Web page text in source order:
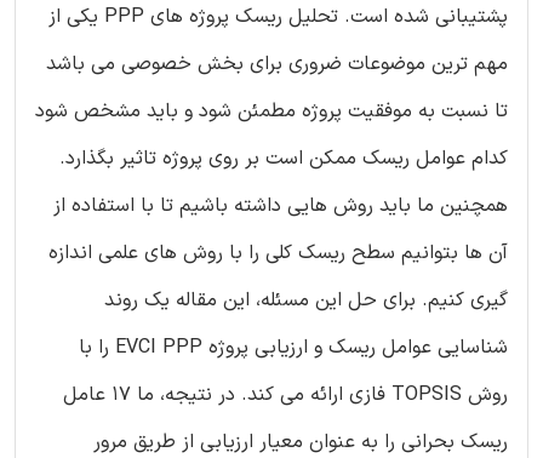
پشتیبانی شده است. تحلیل ریسک پروژه های PPP یکی از
مهم ترین موضوعات ضروری برای بخش خصوصی می باشد
تا نسبت به موفقیت پروژه مطمئن شود و باید مشخص شود
کدام عوامل ریسک ممکن است بر روی پروژه تاثیر بگذارد.
همچنین ما باید روش هایی داشته باشیم تا با استفاده از
آن ها بتوانیم سطح ریسک کلی را با روش های علمی اندازه
گیری کنیم. برای حل این مسئله، این مقاله یک روند
شناسایی عوامل ریسک و ارزیابی پروژه EVCI PPP را با
روش TOPSIS فازی ارائه می کند. در نتیجه، ما 17 عامل
ریسک بحرانی را به عنوان معیار ارزیابی از طریق مرور